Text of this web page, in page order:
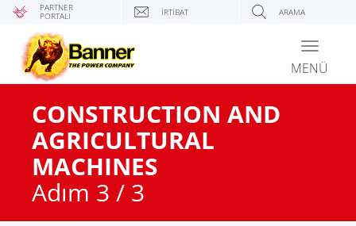
PARTNER
PORTALI İRTIBAT ARAMA
Toggle
MENÜ
CONSTRUCTION AND
AGRICULTURAL
MACHINES
Adım 3 / 3